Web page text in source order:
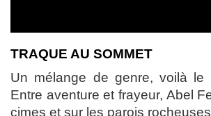
TRAQUE AU SOMMET
Un mélange de genre, voilà
Entre aventure et frayeur, Abel
cimes et sur les parois